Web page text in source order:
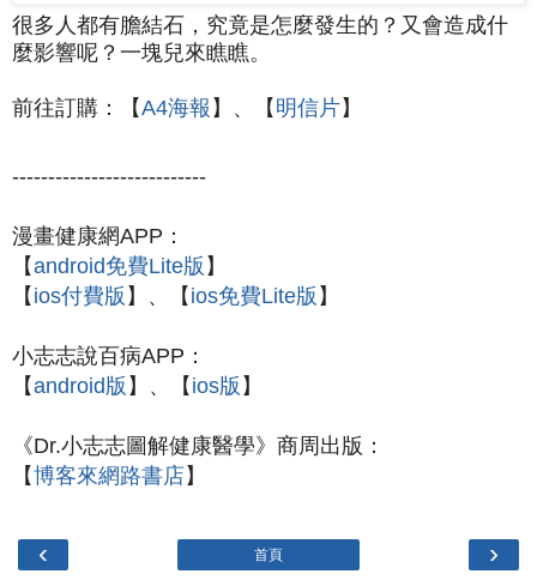
很多人都有膽結石，究竟是怎麼發生的？又會造成什
麼影響呢？一塊兒來瞧瞧。
前往訂購：【A4海報 】、【 明信片】
---------------------------
漫畫健康網APP：
【android免費Lite版 】
【 ios付費版 】、【 ios免費Lite版 】
小志志說百病APP：
【android版 】、 【 ios版 】
《Dr.小志志圖解健康醫學》商周出版：
【博客來網路書店】
‹ ›
首頁